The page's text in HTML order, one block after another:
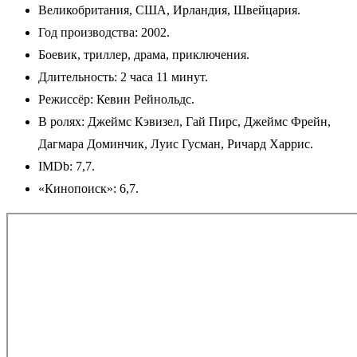
Великобритания, США, Ирландия, Швейцария.
Год производства: 2002.
Боевик, триллер, драма, приключения.
Длительность: 2 часа 11 минут.
Режиссёр: Кевин Рейнольдс.
В ролях: Джеймс Кэвизел, Гай Пирс, Джеймс Фрейн,
Дагмара Доминчик, Луис Гусман, Ричард Харрис.
IMDb: 7,7.
«Кинопоиск»: 6,7.